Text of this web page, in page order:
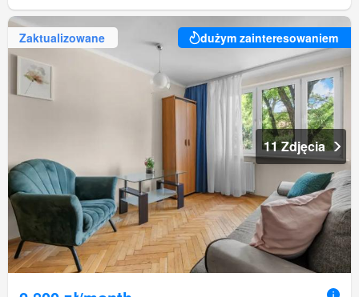
Zaktualizowane dużym zainteresowaniem
11 Zdjęcia